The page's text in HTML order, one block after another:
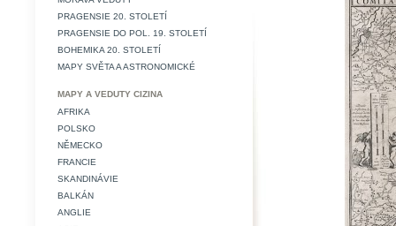
PRAGENSIE 20. STOLETÍ
PRAGENSIE DO POL. 19. STOLETÍ
BOHEMIKA 20. STOLETÍ
MAPY SVĚTA A ASTRONOMICKÉ
MAPY A VEDUTY CIZINA
AFRIKA
POLSKO
NĚMECKO
FRANCIE
SKANDINÁVIE
BALKÁN
ANGLIE